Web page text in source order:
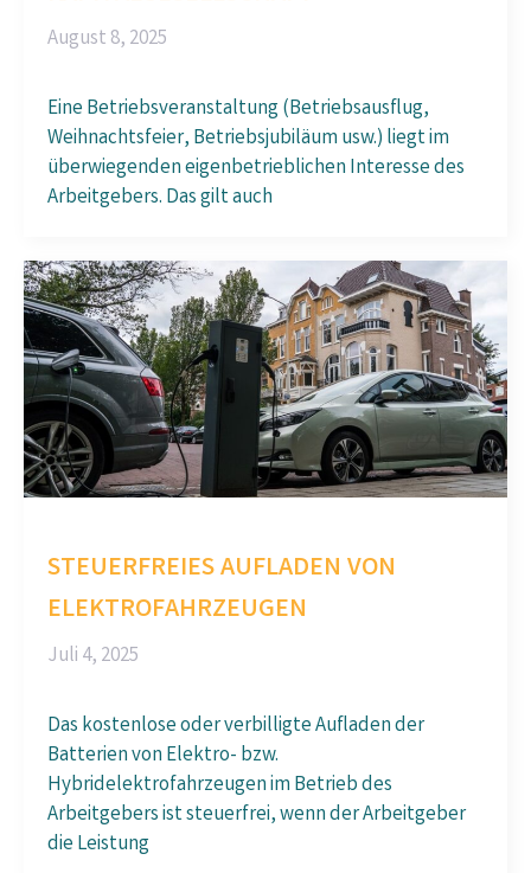
August 8, 2025
Eine Betriebsveranstaltung (Betriebsausflug,
Weihnachtsfeier, Betriebsjubiläum usw.) liegt im
überwiegenden eigenbetrieblichen Interesse des
Arbeitgebers. Das gilt auch
STEUERFREIES AUFLADEN VON
ELEKTROFAHRZEUGEN
Juli 4, 2025
Das kostenlose oder verbilligte Aufladen der
Batterien von Elektro- bzw.
Hybridelektrofahrzeugen im Betrieb des
Arbeitgebers ist steuerfrei, wenn der Arbeitgeber
die Leistung